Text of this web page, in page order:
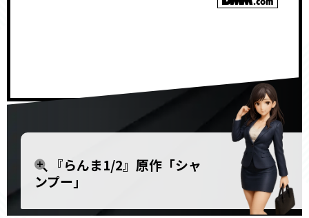
『らんま1/2』原作「シャ
ンプー」